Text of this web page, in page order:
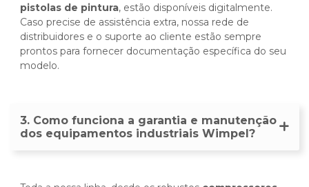
pistolas de pintura, estão disponíveis digitalmente.
Caso precise de assistência extra, nossa rede de
distribuidores e o suporte ao cliente estão sempre
prontos para fornecer documentação específica do seu
modelo.
3. Como funciona a garantia e manutenção
dos equipamentos industriais Wimpel?